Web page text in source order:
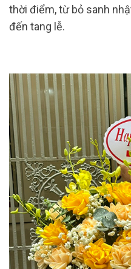
thời điểm, từ bỏ sanh
đến tang lễ.